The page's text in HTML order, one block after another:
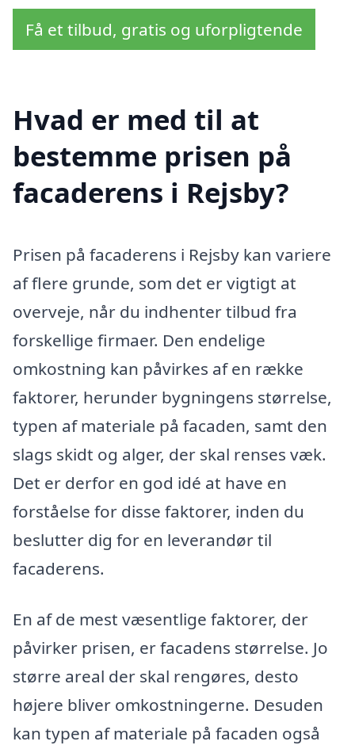
Få et tilbud, gratis og uforpligtende
Hvad er med til at
bestemme prisen på
facaderens i Rejsby?
Prisen på facaderens i Rejsby kan variere
af flere grunde, som det er vigtigt at
overveje, når du indhenter tilbud fra
forskellige firmaer. Den endelige
omkostning kan påvirkes af en række
faktorer, herunder bygningens størrelse,
typen af materiale på facaden, samt den
slags skidt og alger, der skal renses væk.
Det er derfor en god idé at have en
forståelse for disse faktorer, inden du
beslutter dig for en leverandør til
facaderens.
En af de mest væsentlige faktorer, der
påvirker prisen, er facadens størrelse. Jo
større areal der skal rengøres, desto
højere bliver omkostningerne. Desuden
kan typen af materiale på facaden også